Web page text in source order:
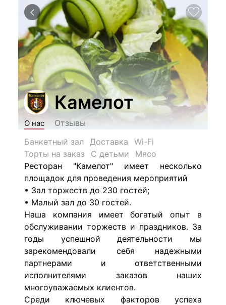
Камелот
О нас
Отзывы
Банкетный зал
Доставка
Wi-Fi
Торты на заказ
С детьми
Мясо
Ресторан "Камелот" имеет несколько
площадок для проведения мероприятий
• Зал торжеств до 230 гостей;
• Малый зал до 30 гостей.
Наша компания имеет богатый опыт в
обслуживании торжеств и праздников. За
годы успешной деятельности мы
зарекомендовали себя надежными
партнерами и ответственными
исполнителями заказов наших
многоуважаемых клиентов.
Среди ключевых факторов успеха